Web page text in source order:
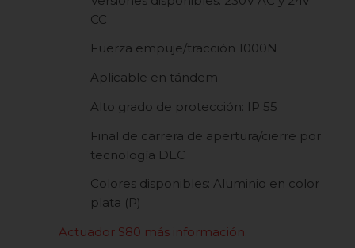
CC
Fuerza empuje/tracción 1000N
Aplicable en tándem
Alto grado de protección: IP 55
Final de carrera de apertura/cierre por
tecnología DEC
Colores disponibles: Aluminio en color
plata (P)
Actuador S80 más información.